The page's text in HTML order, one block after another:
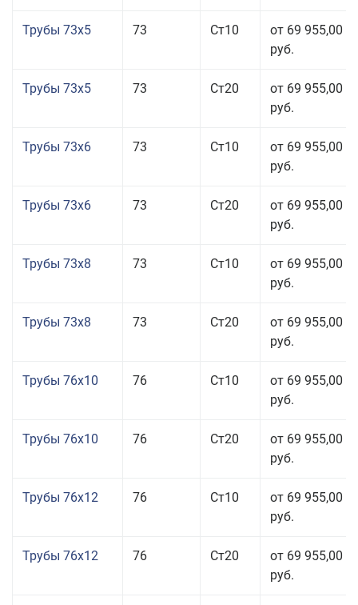
Трубы 73x5 73 Ст10
от 69 955,00
руб.
Трубы 73x5 73 Ст20
от 69 955,00
руб.
Трубы 73x6 73 Ст10
от 69 955,00
руб.
Трубы 73x6 73 Ст20
от 69 955,00
руб.
Трубы 73x8 73 Ст10
от 69 955,00
руб.
Трубы 73x8 73 Ст20
от 69 955,00
руб.
Трубы 76x10 76 Ст10
от 69 955,00
руб.
Трубы 76x10 76 Ст20
от 69 955,00
руб.
Трубы 76x12 76 Ст10
от 69 955,00
руб.
Трубы 76x12 76 Ст20
от 69 955,00
руб.